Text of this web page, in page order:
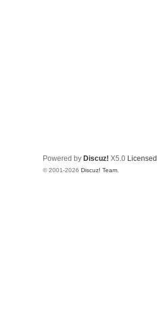
Powered by Discuz! X5.0 Licensed
© 2001-2026 Discuz! Team